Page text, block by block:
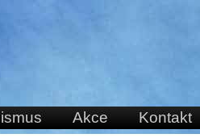
Akce Kontakt